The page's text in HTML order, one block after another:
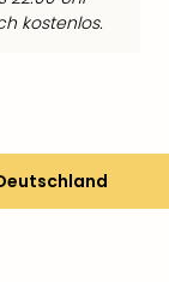
kostenlos.